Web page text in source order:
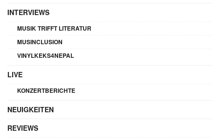
INTERVIEWS
MUSIK TRIFFT LITERATUR
MUSINCLUSION
VINYLKEKS4NEPAL
LIVE
KONZERTBERICHTE
NEUIGKEITEN
REVIEWS